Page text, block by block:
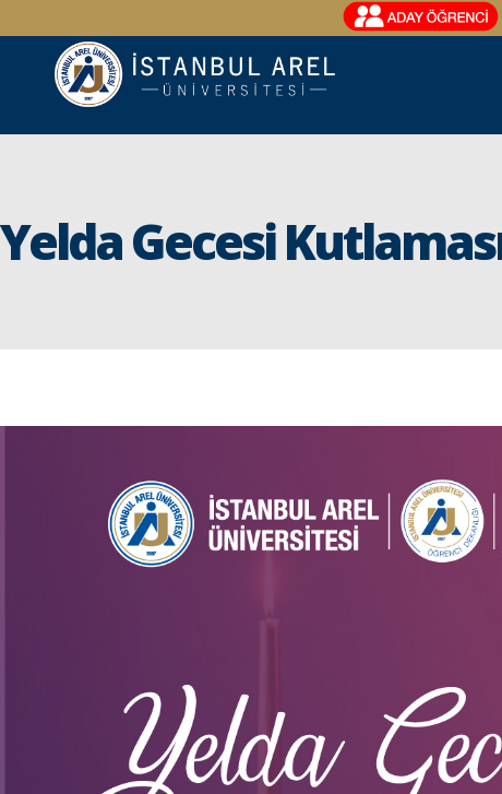
Yelda Gecesi